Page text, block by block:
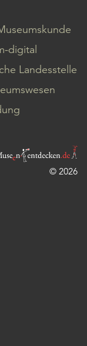
digital
Landesstelle
© 2026